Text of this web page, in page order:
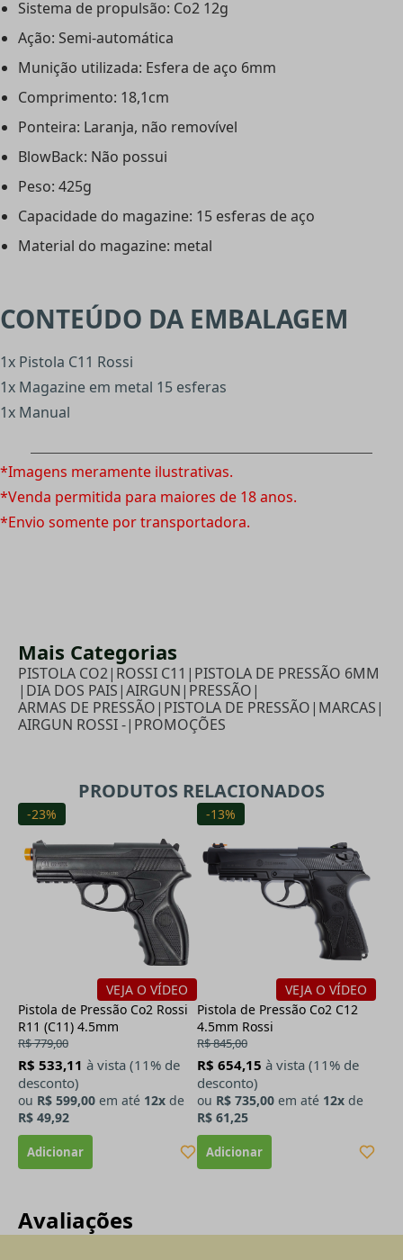
Sistema de propulsão: Co2 12g
Ação: Semi-automática
Munição utilizada: Esfera de aço 6mm
Comprimento: 18,1cm
Ponteira: Laranja, não removível
BlowBack: Não possui
Peso: 425g
Capacidade do magazine: 15 esferas de aço
Material do magazine: metal
CONTEÚDO DA EMBALAGEM
1x Pistola C11 Rossi
1x Magazine em metal 15 esferas
1x Manual
*Imagens meramente ilustrativas.
*Venda permitida para maiores de 18 anos.
*Envio somente por transportadora.
Mais Categorias
PISTOLA CO2| ROSSI C11 | PISTOLA DE PRESSÃO 6MM
| DIA DOS PAIS|AIRGUN| PRESSÃO|
ARMAS DE PRESSÃO| PISTOLA DE PRESSÃO| MARCAS|
AIRGUN ROSSI -| PROMOÇÕES
PRODUTOS RELACIONADOS
-23%
VEJA O VÍDEO
Pistola de Pressão Co2 Rossi
R11 (C11) 4.5mm
R$ 779,00
R$ 533,11 à vista (11% de
desconto)
ou R$ 599,00 em até 12x de
R$ 49,92
-13%
VEJA O VÍDEO
Pistola de Pressão Co2 C12
4.5mm Rossi
R$ 845,00
R$ 654,15 à vista (11% de
desconto)
ou R$ 735,00 em até 12x de
R$ 61,25
Avaliações